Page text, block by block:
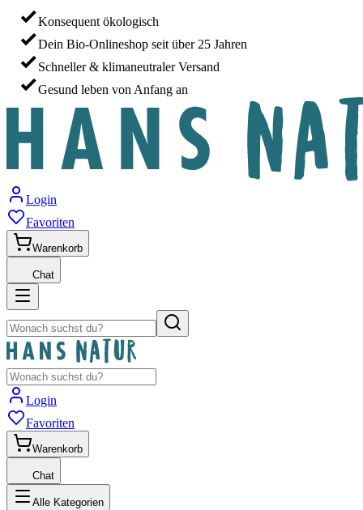
Konsequent ökologisch
Dein Bio-Onlineshop seit über 25 Jahren
Schneller & klimaneutraler Versand
Gesund leben von Anfang an
Login
Favoriten
Warenkorb
Chat
Login
Favoriten
Warenkorb
Chat
Alle Kategorien